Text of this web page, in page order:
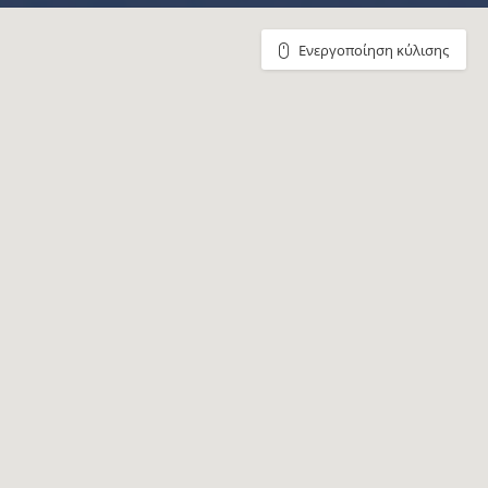
Ενεργοποίηση κύλισης